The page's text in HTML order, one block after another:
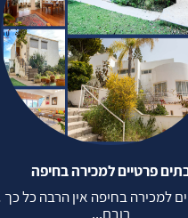
פרטיים למכירה בחיפה
למכירה בחיפה אין הרבה כל כך
רובם...